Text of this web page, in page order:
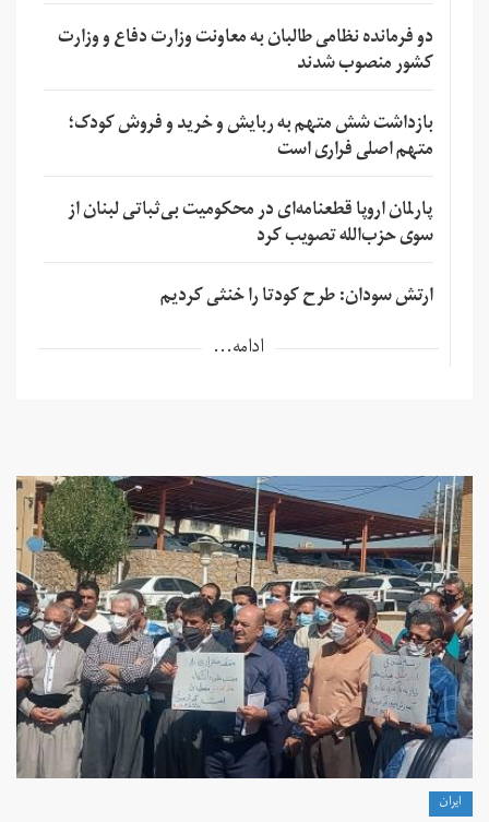
دو فرمانده نظامی طالبان به معاونت وزارت دفاع و وزارت
کشور منصوب شدند
بازداشت شش متهم به ربایش و خرید و فروش کودک؛
متهم اصلی فراری است
پارلمان اروپا قطعنامه‌ای در محکومیت بی‌ثباتی لبنان از
سوی حزب‌الله تصویب کرد
ارتش سودان: طرح کودتا را خنثی کردیم
ادامه...
ايران